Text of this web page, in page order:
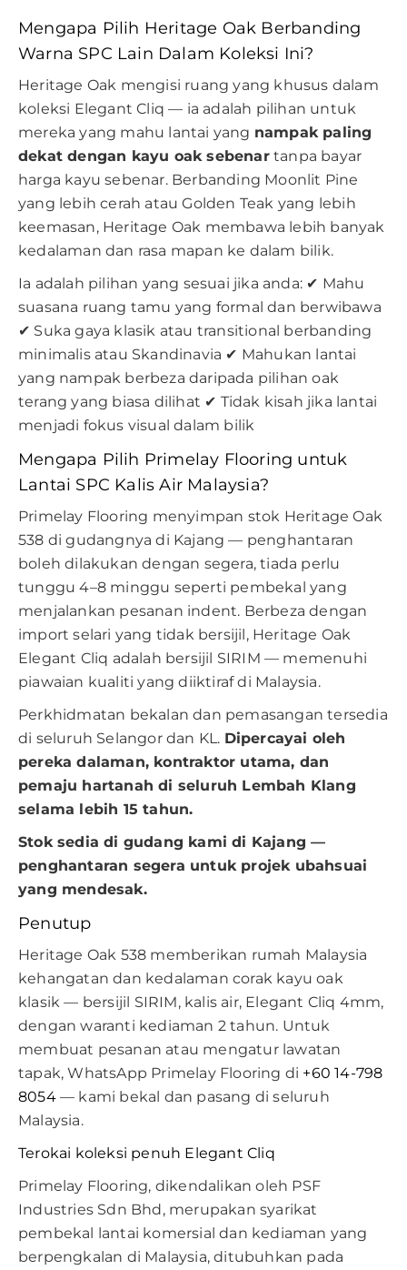
Mengapa Pilih Heritage Oak Berbanding
Warna SPC Lain Dalam Koleksi Ini?
Heritage Oak mengisi ruang yang khusus dalam
koleksi Elegant Cliq — ia adalah pilihan untuk
mereka yang mahu lantai yang nampak paling
dekat dengan kayu oak sebenartanpa bayar
harga kayu sebenar. Berbanding Moonlit Pine
yang lebih cerah atau Golden Teak yang lebih
keemasan, Heritage Oak membawa lebih banyak
kedalaman dan rasa mapan ke dalam bilik.
Ia adalah pilihan yang sesuai jika anda: ✔ Mahu
suasana ruang tamu yang formal dan berwibawa
✔ Suka gaya klasik atau transitional berbanding
minimalis atau Skandinavia ✔ Mahukan lantai
yang nampak berbeza daripada pilihan oak
terang yang biasa dilihat ✔ Tidak kisah jika lantai
menjadi fokus visual dalam bilik
Mengapa Pilih Primelay Flooring untuk
Lantai SPC Kalis Air Malaysia?
Primelay Flooring menyimpan stok Heritage Oak
538 di gudangnya di Kajang — penghantaran
boleh dilakukan dengan segera, tiada perlu
tunggu 4–8 minggu seperti pembekal yang
menjalankan pesanan indent. Berbeza dengan
import selari yang tidak bersijil, Heritage Oak
Elegant Cliq adalah bersijil SIRIM — memenuhi
piawaian kualiti yang diiktiraf di Malaysia.
Perkhidmatan bekalan dan pemasangan tersedia
di seluruh Selangor dan KL. Dipercayai oleh
pereka dalaman, kontraktor utama, dan
pemaju hartanah di seluruh Lembah Klang
selama lebih 15 tahun.
Stok sedia di gudang kami di Kajang —
penghantaran segera untuk projek ubahsuai
yang mendesak.
Penutup
Heritage Oak 538 memberikan rumah Malaysia
kehangatan dan kedalaman corak kayu oak
klasik — bersijil SIRIM, kalis air, Elegant Cliq 4mm,
dengan waranti kediaman 2 tahun. Untuk
membuat pesanan atau mengatur lawatan
tapak, WhatsApp Primelay Flooring di +60 14-798
8054— kami bekal dan pasang di seluruh
Malaysia.
Terokai koleksi penuh Elegant Cliq
Primelay Flooring, dikendalikan oleh PSF
Industries Sdn Bhd, merupakan syarikat
pembekal lantai komersial dan kediaman yang
berpengkalan di Malaysia, ditubuhkan pada